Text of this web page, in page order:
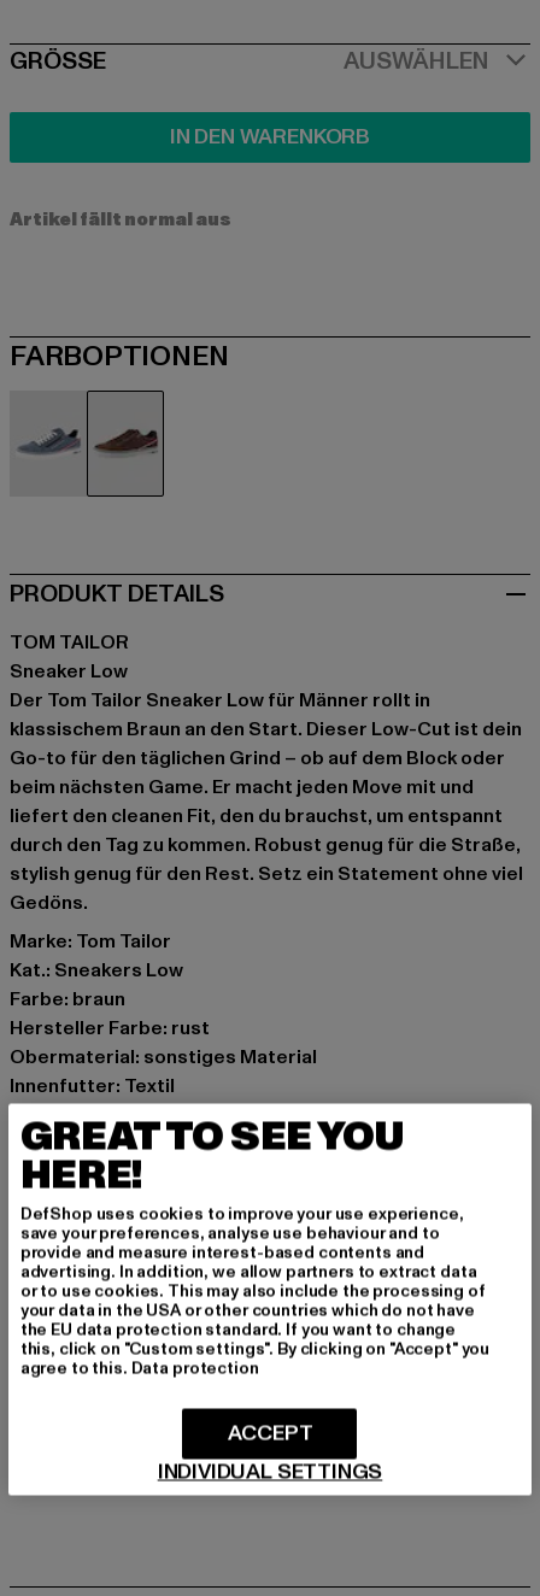
SIZE
GRÖSSE AUSWÄHLEN
IN DEN WARENKORB
Artikel fällt normal aus
FARBOPTIONEN
PRODUKT DETAILS
TOM TAILOR
Sneaker Low
Der Tom Tailor Sneaker Low für Männer rollt in
klassischem Braun an den Start. Dieser Low-Cut ist dein
Go-to für den täglichen Grind – ob auf dem Block oder
beim nächsten Game. Er macht jeden Move mit und
liefert den cleanen Fit, den du brauchst, um entspannt
durch den Tag zu kommen. Robust genug für die Straße,
stylish genug für den Rest. Setz ein Statement ohne viel
Gedöns.
Marke: Tom Tailor
Kat.: Sneakers Low
Farbe: braun
Hersteller Farbe: rust
Obermaterial: sonstiges Material
Innenfutter: Textil
Art.Nr: 5380050003-02261
Hersteller: Supremo Shoes & Boots GmbH |
info@supremo-shoes.de
Blocksbergstraße 174 | 66955 Pirmasens | DE
GRÖSSE & PASSFORM
PFLEGEHINWEISE
LIEFERUNG & RÜCKGABE
GREAT TO SEE YOU
HERE!
DefShop uses cookies to improve your use experience,
save your preferences, analyse use behaviour and to
provide and measure interest-based contents and
advertising. In addition, we allow partners to extract data
or to use cookies. This may also include the processing of
your data in the USA or other countries which do not have
the EU data protection standard. If you want to change
this, click on "Custom settings". By clicking on "Accept" you
agree to this. Data protection
INDIVIDUAL SETTINGS
ACCEPT